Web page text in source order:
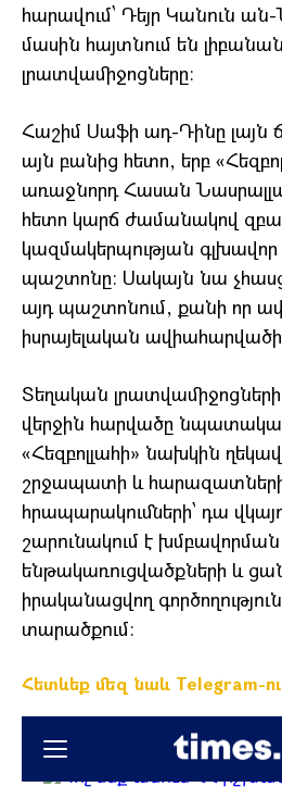
հարավում՝ Դեյր Կանուն ան-
մասին հայտնում են
լրատվամիջոցները։
Հաշիմ Սաֆի ադ-Դինը լայն
այն բանից հետո, երբ
առաջնորդ Հասան
հետո կարճ ժամանակով
կազմակերպության
պաշտոնը։ Սակայն նա
այդ պաշտոնում, քանի որ
իսրայելական
Տեղական
վերջին հարվածը
«Հեզբոլլահի» նախկին
շրջապատի և
հրապարակումների՝ դա
շարունակում է
ենթակառուցվածքների և
իրականացվող
տարածքում։
Հետևեք մեզ նաև Telegram-